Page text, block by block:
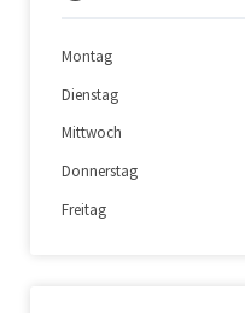
Montag
Dienstag
Mittwoch
Donnerstag
Freitag